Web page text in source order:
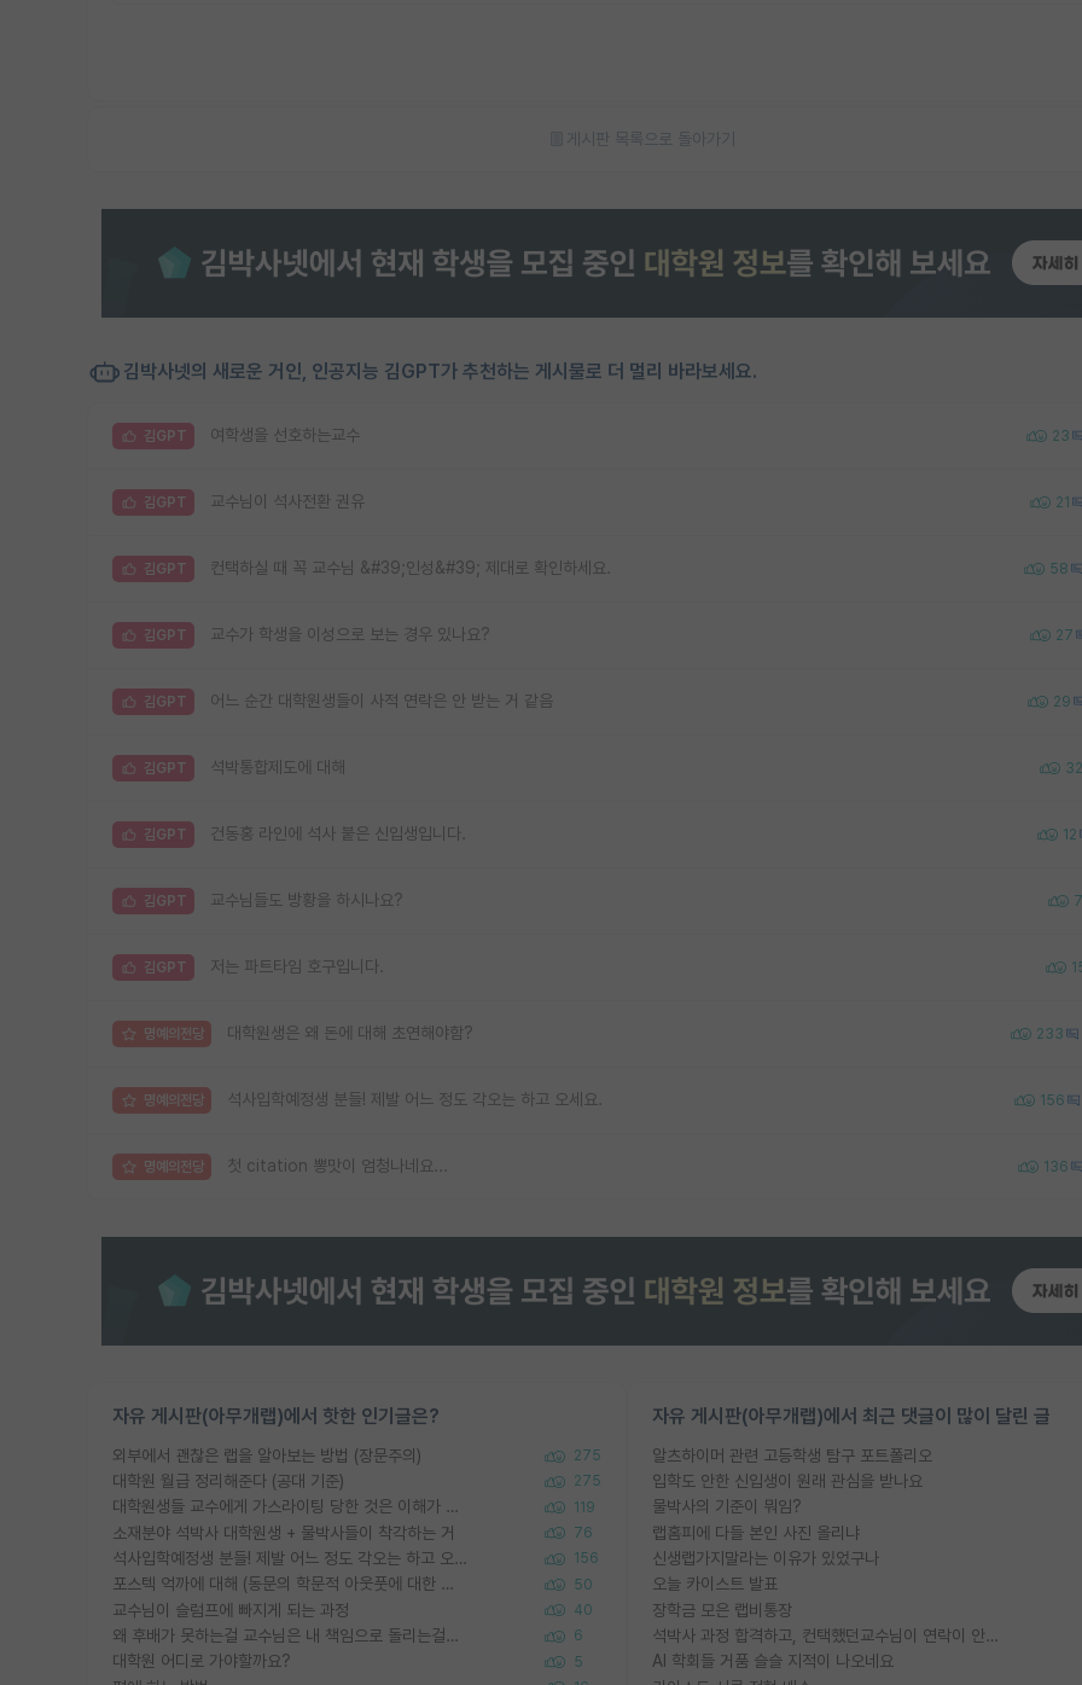
게시판 목록으로 돌아가기
김박사넷의 새로운 거인, 인공지능 김GPT가 추천하는 게시물로 더 멀리 바라보세요.
김GPT 여학생을 선호하는교수 23
김GPT 교수님이 석사전환 권유 21
김GPT 컨택하실 때 꼭 교수님 &#39;인성&#39; 제대로 확인하세요. 58
김GPT 교수가 학생을 이성으로 보는 경우 있나요? 27
김GPT 어느 순간 대학원생들이 사적 연락은 안 받는 거 같음 29
김GPT 석박통합제도에 대해 32
김GPT 건동홍 라인에 석사 붙은 신입생입니다. 12
김GPT 교수님들도 방황을 하시나요? 7
김GPT 저는 파트타임 호구입니다.
명예의전당 대학원생은 왜 돈에 대해 초연해야함? 233
명예의전당 석사입학예정생 분들! 제발 어느 정도 각오는 하고 오세요. 156
명예의전당 첫 citation 뽕맛이 엄청나네요... 136
자유 게시판(아무개랩)에서 핫한 인기글은?
외부에서 괜찮은 랩을 알아보는 방법 (장문주의) 275
대학원 월급 정리해준다 (공대 기준) 275
대학원생들 교수에게 가스라이팅 당한 것은 이해가 갑니다. 안타깝네요. 119
소재분야 석박사 대학원생 + 물박사들이 착각하는 거 76
석사입학예정생 분들! 제발 어느 정도 각오는 하고 오세요. 156
포스텍 억까에 대해 (동문의 학문적 아웃풋에 대한 반박) 50
교수님이 슬럼프에 빠지게 되는 과정 40
왜 후배가 못하는걸 교수님은 내 책임으로 돌리는걸까요? 6
대학원 어디로 가야할까요? 5
자유 게시판(아무개랩)에서 최근 댓글이 많이 달린 글
알츠하이머 관련 고등학생 탐구 포트폴리오
입학도 안한 신입생이 원래 관심을 받나요
물박사의 기준이 뭐임?
랩홈피에 다들 본인 사진 올리냐
신생랩가지말라는 이유가 있었구나
오늘 카이스트 발표
장학금 모은 랩비통장
석박사 과정 합격하고, 컨택했던교수님이 연락이 안됩니다...
AI 학회들 거품 슬슬 지적이 나오네요